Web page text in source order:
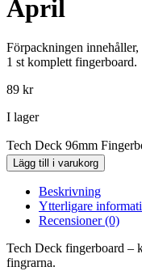
April
Förpackningen innehåller,
1 st komplett fingerboard.
89 kr
I lager
Tech Deck 96mm
Lägg till i varukorg
Beskrivning
Ytterligare
Recensioner (0)
Tech Deck fingerboard –
fingrarna.